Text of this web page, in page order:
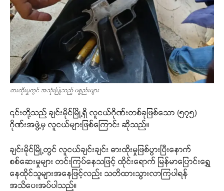
ဓားထိုးမှုတွင် အသုံးပြုသည့် ပစ္စည်းများ
၎င်းတို့သည် ချင်းမိုင်မြို့ရှိ လူငယ်ဂိုဏ်းတစ်ခုဖြစ်သော (၅၇၅)
ဂိုဏ်းအဖွဲ့မှ လူငယ်များဖြစ်ကြောင်း ဆိုသည်။
ချင်းမိုင်မြို့တွင် လူငယ်ချင်းချင်း ဓားထိုးမှုဖြစ်ပွားပြီးနောက်
စစ်ဆေးမှုများ တင်းကြပ်နေသဖြင့် ထိုင်းရောက် မြန်မာပြောင်းရွှေ
နေထိုင်သူများအနေဖြင့်လည်း သတိထားသွားလာကြပါရန်
အသိပေးအပ်ပါသည်။